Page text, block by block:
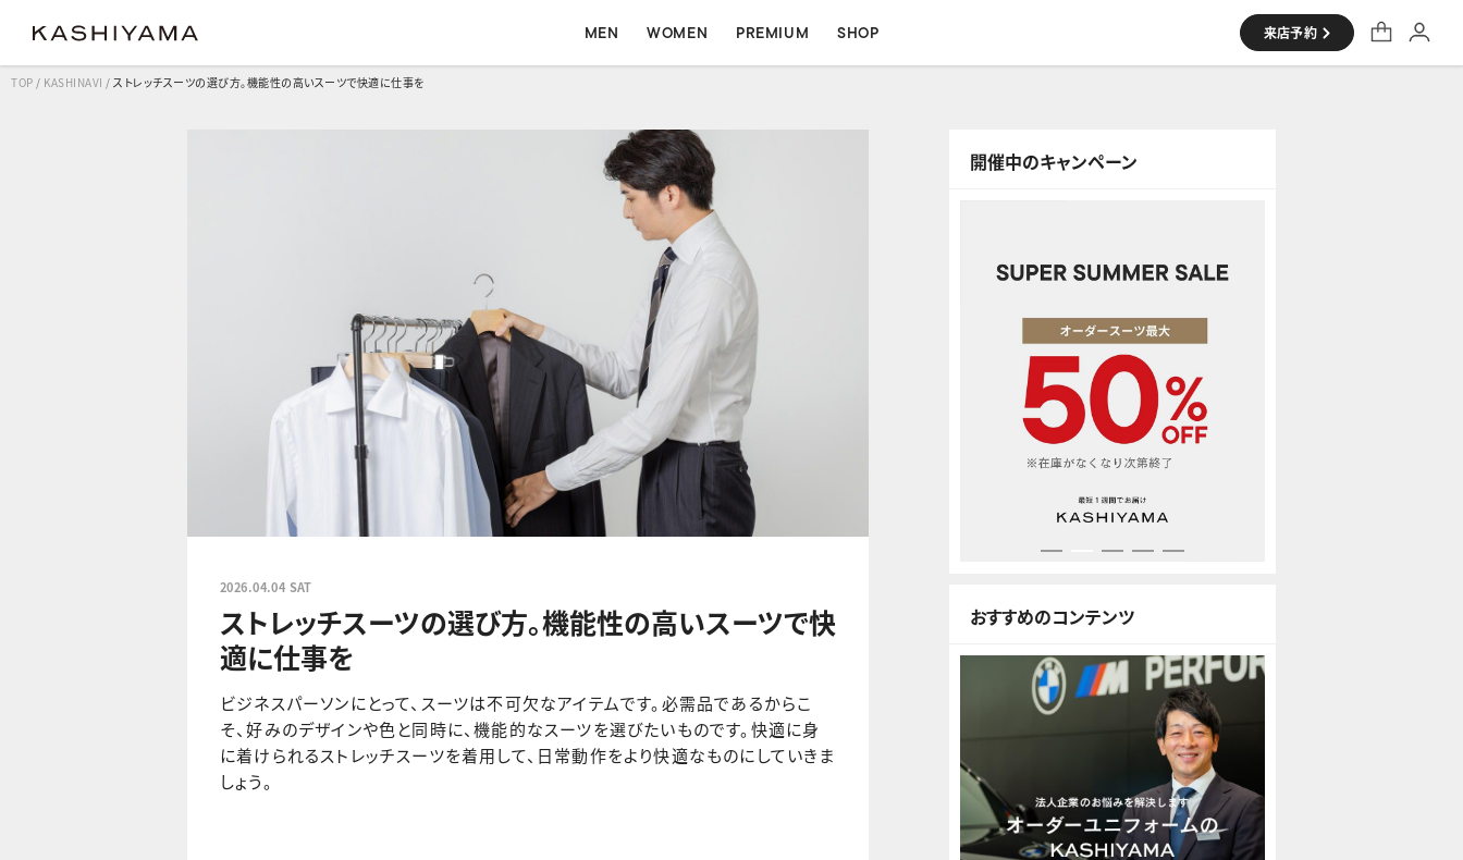
MEN
フォーマル
WOMEN
コンフォート
PREMIUM SHOP 来店予約
TOP / KASHINAVI / ストレッチスーツの選び方。機能性の高いスーツで快適に仕事を
2026.04.04 SAT
ストレッチスーツの選び方。機能性の高いスーツで快
適に仕事を
ビジネスパーソンにとって、スーツは不可欠なアイテムです。必需品であるからこ
そ、好みのデザインや色と同時に、機能的なスーツを選びたいものです。快適に身
に着けられるストレッチスーツを着用して、日常動作をより快適なものにしていきま
しょう。
開催中のキャンペーン
おすすめのコンテンツ